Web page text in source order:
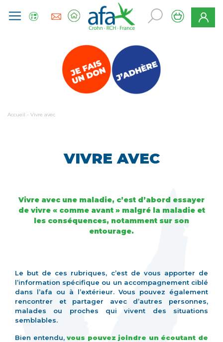
Accueil - Vivre avec
VIVRE AVEC
Vivre avec une maladie, c’est d’abord essayer
de vivre « comme avant » malgré la maladie et
les conséquences, notamment sur son
entourage.
Le but de ces rubriques, c’est de vous apporter de
l’information spécifique ou un accompagnement ciblé
dans l’afa ou à l’extérieur. Vous pouvez également
rencontrer et partager avec d’autres personnes,
malades ou proches qui vivent des situations
semblables.
Bien entendu,vous pouvez joindre un écoutant de